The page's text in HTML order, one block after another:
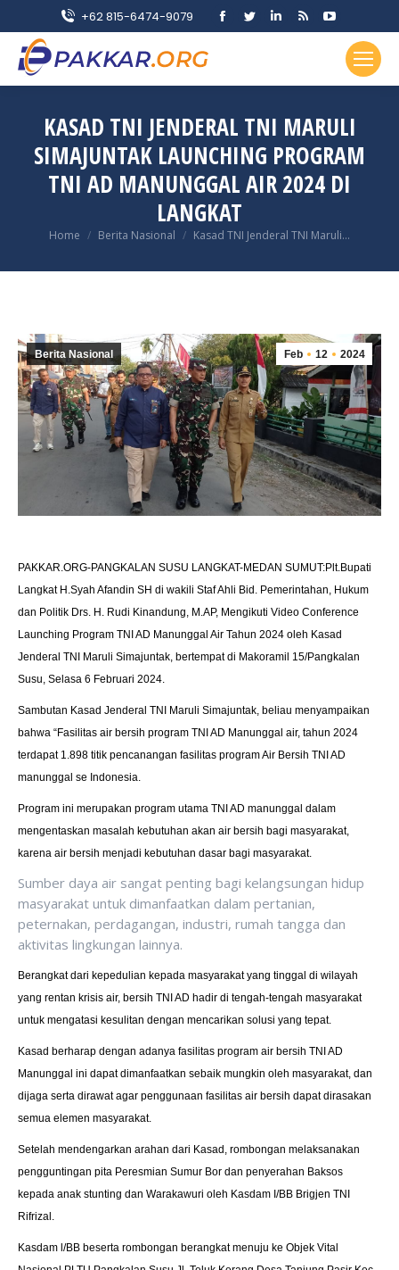
+62 815-6474-9079
Facebook
in
window
Twitter
in
window
Linkedin
in
window
Rss
opens
in
window
YouTube
page
opens
in
window
KASAD TNI JENDERAL TNI MARULI
SIMAJUNTAK LAUNCHING PROGRAM
TNI AD MANUNGGAL AIR 2024 DI
LANGKAT
You are here:
Home Berita Nasional Kasad TNI Jenderal TNI Maruli…
Feb 12 2024
Berita Nasional
PAKKAR.ORG-PANGKALAN SUSU LANGKAT-MEDAN SUMUT:Plt.Bupati
Langkat H.Syah Afandin SH di wakili Staf Ahli Bid. Pemerintahan, Hukum
dan Politik Drs. H. Rudi Kinandung, M.AP, Mengikuti Video Conference
Launching Program TNI AD Manunggal Air Tahun 2024 oleh Kasad
Jenderal TNI Maruli Simajuntak, bertempat di Makoramil 15/Pangkalan
Susu, Selasa 6 Februari 2024.
Sambutan Kasad Jenderal TNI Maruli Simajuntak, beliau menyampaikan
bahwa “Fasilitas air bersih program TNI AD Manunggal air, tahun 2024
terdapat 1.898 titik pencanangan fasilitas program Air Bersih TNI AD
manunggal se Indonesia.
Program ini merupakan program utama TNI AD manunggal dalam
mengentaskan masalah kebutuhan akan air bersih bagi masyarakat,
karena air bersih menjadi kebutuhan dasar bagi masyarakat.
Sumber daya air sangat penting bagi kelangsungan hidup
masyarakat untuk dimanfaatkan dalam pertanian,
peternakan, perdagangan, industri, rumah tangga dan
aktivitas lingkungan lainnya.
Berangkat dari kepedulian kepada masyarakat yang tinggal di wilayah
yang rentan krisis air, bersih TNI AD hadir di tengah-tengah masyarakat
untuk mengatasi kesulitan dengan mencarikan solusi yang tepat.
Kasad berharap dengan adanya fasilitas program air bersih TNI AD
Manunggal ini dapat dimanfaatkan sebaik mungkin oleh masyarakat, dan
dijaga serta dirawat agar penggunaan fasilitas air bersih dapat dirasakan
semua elemen masyarakat.
Setelah mendengarkan arahan dari Kasad, rombongan melaksanakan
pengguntingan pita Peresmian Sumur Bor dan penyerahan Baksos
kepada anak stunting dan Warakawuri oleh Kasdam I/BB Brigjen TNI
Rifrizal.
Kasdam l/BB beserta rombongan berangkat menuju ke Objek Vital